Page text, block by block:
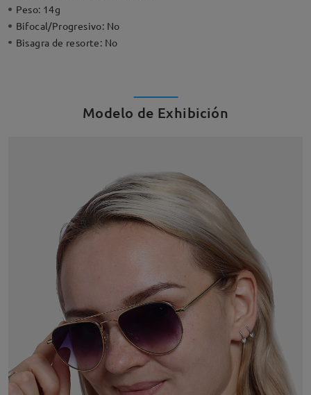
Peso: 14g
Bifocal/Progresivo: No
Bisagra de resorte: No
Modelo de Exhibición